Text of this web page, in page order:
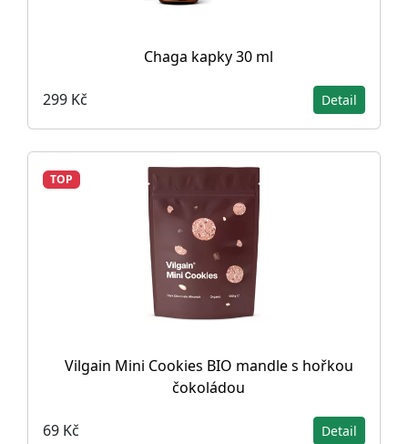
Chaga kapky 30 ml
299 Kč Detail
TOP
Vilgain Mini Cookies BIO mandle s hořkou
čokoládou
69 Kč Detail